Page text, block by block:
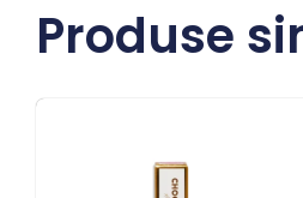
Produse